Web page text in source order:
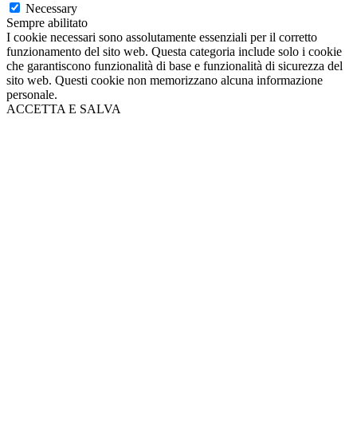
Necessary
Sempre abilitato
I cookie necessari sono assolutamente essenziali per il corretto
funzionamento del sito web. Questa categoria include solo i cookie
che garantiscono funzionalità di base e funzionalità di sicurezza del
sito web. Questi cookie non memorizzano alcuna informazione
personale.
ACCETTA E SALVA